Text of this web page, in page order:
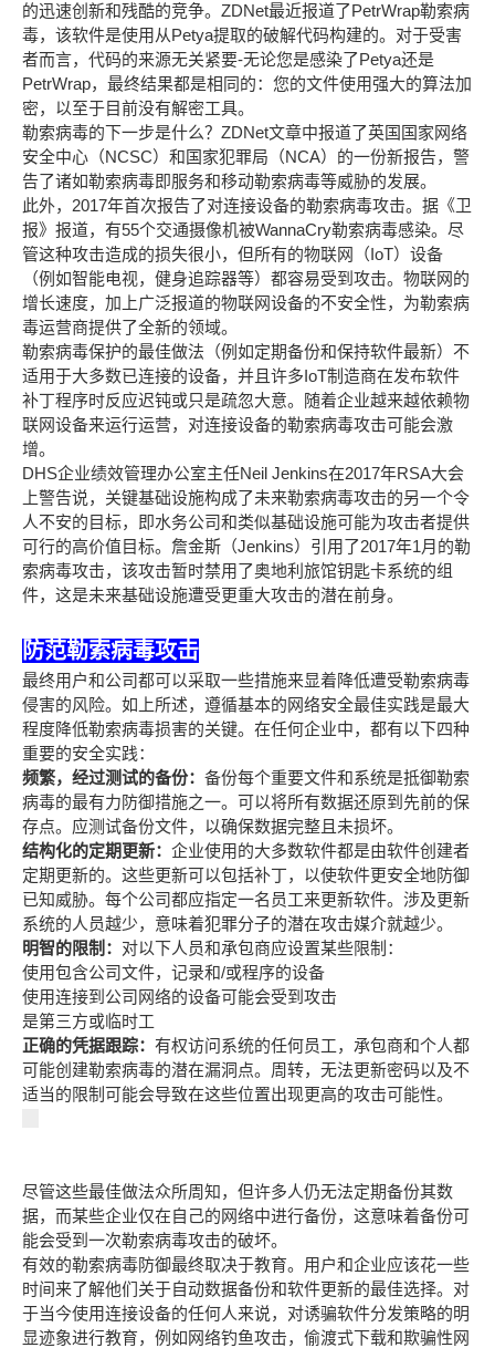
的迅速创新和残酷的竞争。ZDNet最近报道了PetrWrap勒索病
毒，该软件是使用从Petya提取的破解代码构建的。对于受害
者而言，代码的来源无关紧要-无论您是感染了Petya还是
PetrWrap，最终结果都是相同的：您的文件使用强大的算法加
密，以至于目前没有解密工具。
勒索病毒的下一步是什么？ZDNet文章中报道了英国国家网络
安全中心（NCSC）和国家犯罪局（NCA）的一份新报告，警
告了诸如勒索病毒即服务和移动勒索病毒等威胁的发展。
此外，2017年首次报告了对连接设备的勒索病毒攻击。据《卫
报》报道，有55个交通摄像机被WannaCry勒索病毒感染。尽
管这种攻击造成的损失很小，但所有的物联网（IoT）设备
（例如智能电视，健身追踪器等）都容易受到攻击。物联网的
增长速度，加上广泛报道的物联网设备的不安全性，为勒索病
毒运营商提供了全新的领域。
勒索病毒保护的最佳做法（例如定期备份和保持软件最新）不
适用于大多数已连接的设备，并且许多IoT制造商在发布软件
补丁程序时反应迟钝或只是疏忽大意。随着企业越来越依赖物
联网设备来运行运营，对连接设备的勒索病毒攻击可能会激
增。
DHS企业绩效管理办公室主任Neil Jenkins在2017年RSA大会
上警告说，关键基础设施构成了未来勒索病毒攻击的另一个令
人不安的目标，即水务公司和类似基础设施可能为攻击者提供
可行的高价值目标。詹金斯（Jenkins）引用了2017年1月的勒
索病毒攻击，该攻击暂时禁用了奥地利旅馆钥匙卡系统的组
件，这是未来基础设施遭受更重大攻击的潜在前身。
防范勒索病毒攻击
最终用户和公司都可以采取一些措施来显着降低遭受勒索病毒
侵害的风险。如上所述，遵循基本的网络安全最佳实践是最大
程度降低勒索病毒损害的关键。在任何企业中，都有以下四种
重要的安全实践：
频繁，经过测试的备份： 备份每个重要文件和系统是抵御勒索
病毒的最有力防御措施之一。可以将所有数据还原到先前的保
存点。应测试备份文件，以确保数据完整且未损坏。
结构化的定期更新： 企业使用的大多数软件都是由软件创建者
定期更新的。这些更新可以包括补丁，以使软件更安全地防御
已知威胁。每个公司都应指定一名员工来更新软件。涉及更新
系统的人员越少，意味着犯罪分子的潜在攻击媒介就越少。
明智的限制： 对以下人员和承包商应设置某些限制：
使用包含公司文件，记录和/或程序的设备
使用连接到公司网络的设备可能会受到攻击
是第三方或临时工
正确的凭据跟踪： 有权访问系统的任何员工，承包商和个人都
可能创建勒索病毒的潜在漏洞点。周转，无法更新密码以及不
适当的限制可能会导致在这些位置出现更高的攻击可能性。
尽管这些最佳做法众所周知，但许多人仍无法定期备份其数
据，而某些企业仅在自己的网络中进行备份，这意味着备份可
能会受到一次勒索病毒攻击的破坏。
有效的勒索病毒防御最终取决于教育。用户和企业应该花一些
时间来了解他们关于自动数据备份和软件更新的最佳选择。对
于当今使用连接设备的任何人来说，对诱骗软件分发策略的明
显迹象进行教育，例如网络钓鱼攻击，偷渡式下载和欺骗性网